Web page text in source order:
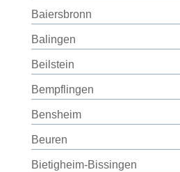
Baiersbronn
Balingen
Beilstein
Bempflingen
Bensheim
Beuren
Bietigheim-Bissingen